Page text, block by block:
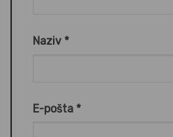
Naziv *
E-pošta *